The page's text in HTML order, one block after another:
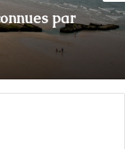
par